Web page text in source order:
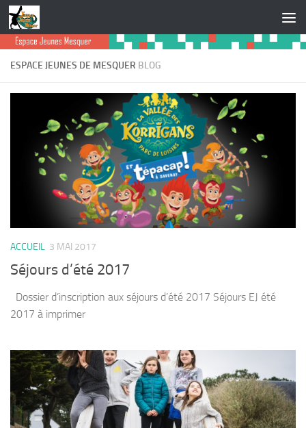
Skip to content
ESPACE JEUNES DE MESQUER BLOG
ACCUEIL 3 MAI 2017
Séjours d’été 2017
Dossier d’inscription aux séjours d’été 2017 Séjours EJ été
2017 à imprimer